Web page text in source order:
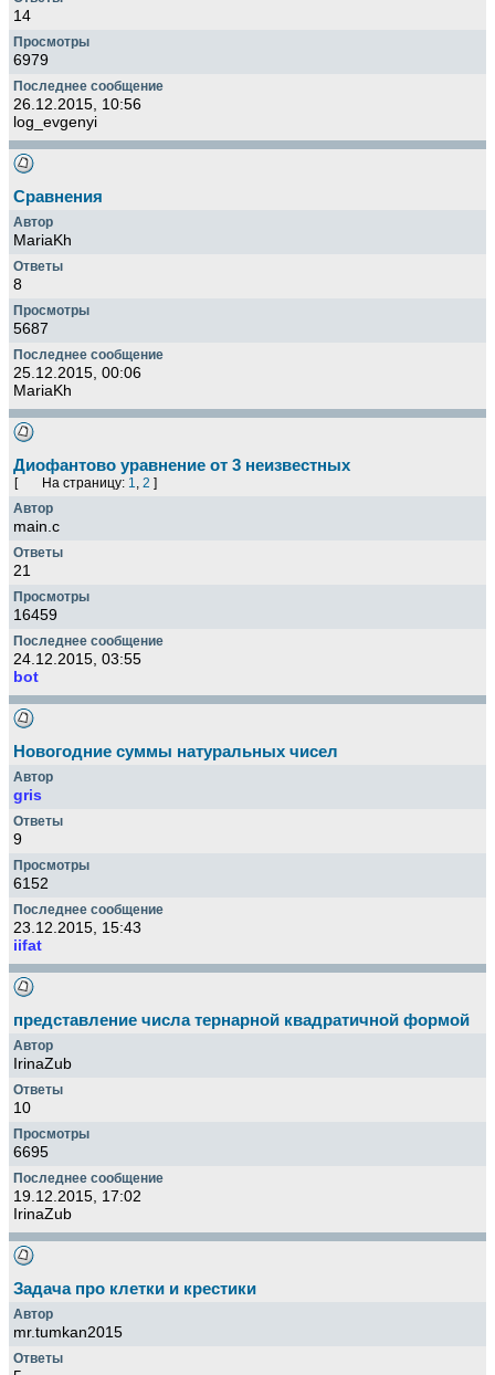
14
6979
26.12.2015, 10:56
log_evgenyi
Сравнения
MariaKh
8
5687
25.12.2015, 00:06
MariaKh
Диофантово уравнение от 3 неизвестных
[ На страницу: 1, 2 ]
main.c
21
16459
24.12.2015, 03:55
bot
Новогодние суммы натуральных чисел
gris
9
6152
23.12.2015, 15:43
iifat
представление числа тернарной квадратичной формой
IrinaZub
10
6695
19.12.2015, 17:02
IrinaZub
Задача про клетки и крестики
mr.tumkan2015